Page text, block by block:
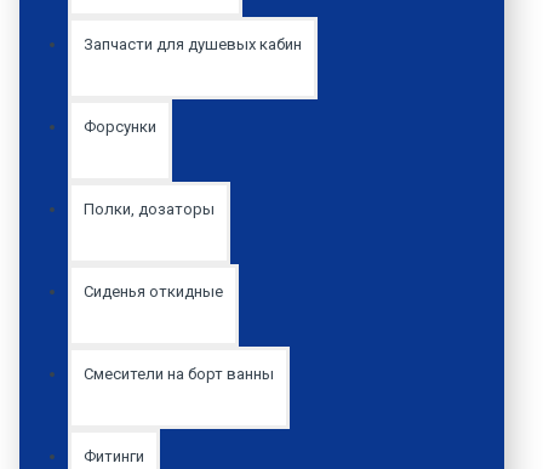
Запчасти для душевых кабин
Форсунки
Полки, дозаторы
Сиденья откидные
Смесители на борт ванны
Фитинги